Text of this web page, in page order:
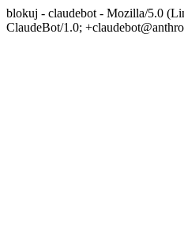
blokuj - claudebot - Mozilla/5.0
ClaudeBot/1.0;